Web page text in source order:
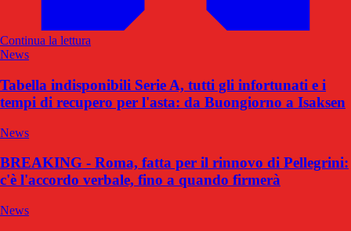
Continua la lettura
News
Tabella indisponibili Serie A, tutti gli infortunati e i
tempi di recupero per l'asta: da Buongiorno a Isaksen
News
BREAKING - Roma, fatta per il rinnovo di Pellegrini:
c'è l'accordo verbale, fino a quando firmerà
News